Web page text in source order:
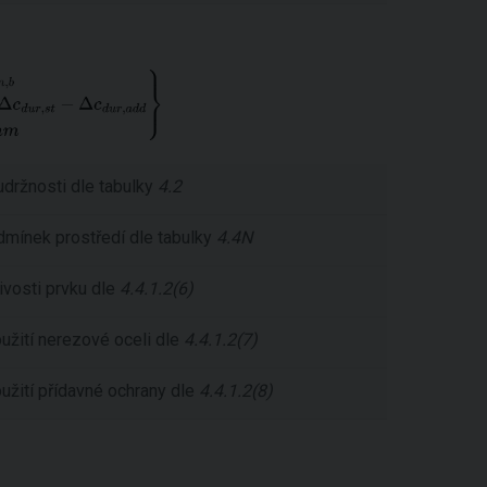
dle tabulky 4.2
prostředí dle tabulky 4.4N
prvku dle 4.4.1.2(6)
nerezové oceli dle 4.4.1.2(7)
přídavné ochrany dle 4.4.1.2(8)